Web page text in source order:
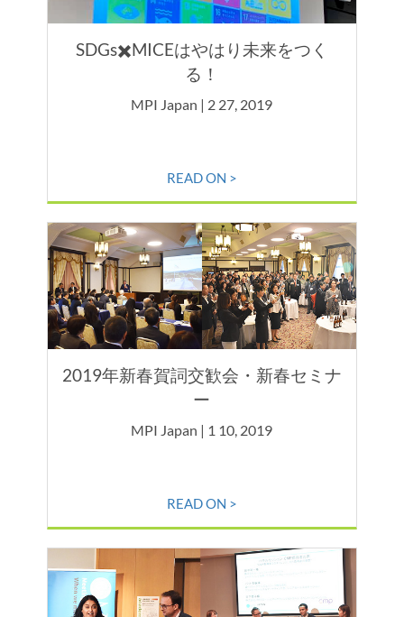
SDGs✖️MICEはやはり未来をつく
る！
MPI Japan | 2 27, 2019
READ ON >
2019年新春賀詞交歓会・新春セミナ
ー
MPI Japan | 1 10, 2019
READ ON >